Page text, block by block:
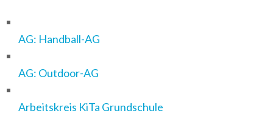
AG: Handball-AG
AG: Outdoor-AG
Arbeitskreis KiTa Grundschule